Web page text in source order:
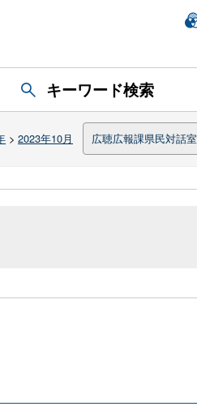
キーワード検索
> 2023年10月 広聴広報課県民対話室